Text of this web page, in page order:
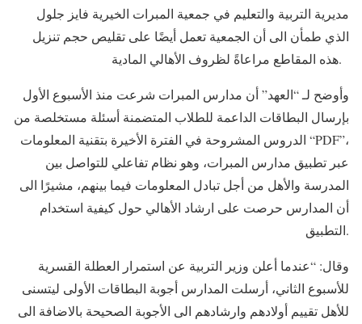
مديرية التربية والتعليم في جمعية المبرات الخيرية فايز جلول
الذي طمأن الى أن الجمعية تعمل أيضًا على تقليص حجم تنزيل
هذه المقاطع مراعاةً لظروف الأهالي المادية.
وأوضح لـ “العهد” أن مدارس المبرات شرعت منذ الأسبوع الأول
بإرسال البطاقات الداعمة للطلاب المتضمنة أسئلة مستخلصة من
الدروس المشروحة في الفترة الأخيرة بتقنية المعلومات “PDF”،
عبر تطبيق مدارس المبرات، وهو نظام تفاعلي للتواصل بين
المدرسة والأهل من أجل تبادل المعلومات فيما بينهم، مشيرًا الى
أن المدارس حرصت على ارشاد الأهالي حول كيفية استخدام
التطبيق.
وقال: “عندما أعلن وزير التربية عن استمرار العطلة القسرية
للأسبوع الثاني، أرسلت المدارس أجوبة البطاقات الأولى ليتسنى
للأهل تقييم أولادهم وارشادهم الى الأجوبة الصحيحة بالاضافة الى